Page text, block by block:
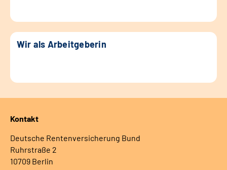
Wir als Arbeitgeberin
Kontakt
Deutsche Rentenversicherung Bund
Ruhrstraße 2
10709 Berlin